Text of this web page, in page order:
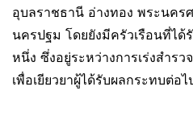
อุบลราชธานี อ่างทอง พระนคร
นครปฐม โดยยังมีครัวเรือนที่ได้
หนึ่ง ซึ่งอยู่ระหว่างการเร่งสำรว
เพื่อเยียวยาผู้ได้รับผลกระทบต่อไ